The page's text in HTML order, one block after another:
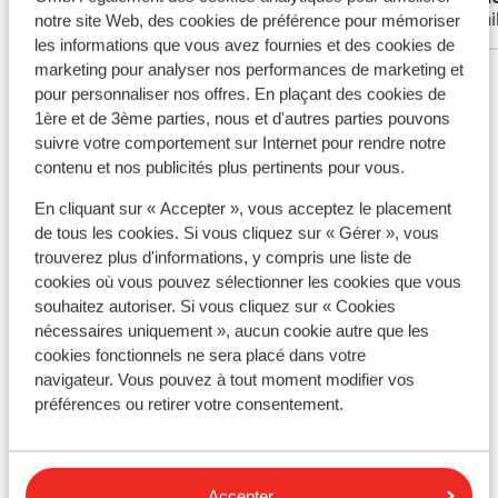
notre site Web, des cookies de préférence pour mémoriser
les informations que vous avez fournies et des cookies de
marketing pour analyser nos performances de marketing et
pour personnaliser nos offres. En plaçant des cookies de
1ère et de 3ème parties, nous et d'autres parties pouvons
suivre votre comportement sur Internet pour rendre notre
contenu et nos publicités plus pertinents pour vous.
En cliquant sur « Accepter », vous acceptez le placement
de tous les cookies. Si vous cliquez sur « Gérer », vous
trouverez plus d'informations, y compris une liste de
cookies où vous pouvez sélectionner les cookies que vous
souhaitez autoriser. Si vous cliquez sur « Cookies
nécessaires uniquement », aucun cookie autre que les
cookies fonctionnels ne sera placé dans votre
navigateur. Vous pouvez à tout moment modifier vos
préférences ou retirer votre consentement.
Det mente håndværkeren som så på den
bestemt den gjorde. Vi havde også
naboværelset og der fungerede den fint
og lugtede ikke, men problemet blev ikke
afhjulpet, selv om vi igen fortalte det.
Sengene er som rusisk roulette. Ud af 4
af personalet snakker engelsk, kun i
reception, ikke underholdning, rengøring
eller i restaurant. Meget lille pool, ser
noget større ud på billederne. I
hotelbeskrivelse lyder det også som om
man har adgang til mange pools, det har
man ikke kun de 2 små på henholdsvis
silmar og almeris, noget skuffende. Meget
også forstå på andre var et generelt
niveau. Fx blev vi oplyst om at der ikke var
Familles
Voir tous les 6 avis
Emplacement
Afficher sur la carte
À proximité
Distance de la plage environ 250 mètres (plage de
Distance du centre-ville: environ 600 mètres